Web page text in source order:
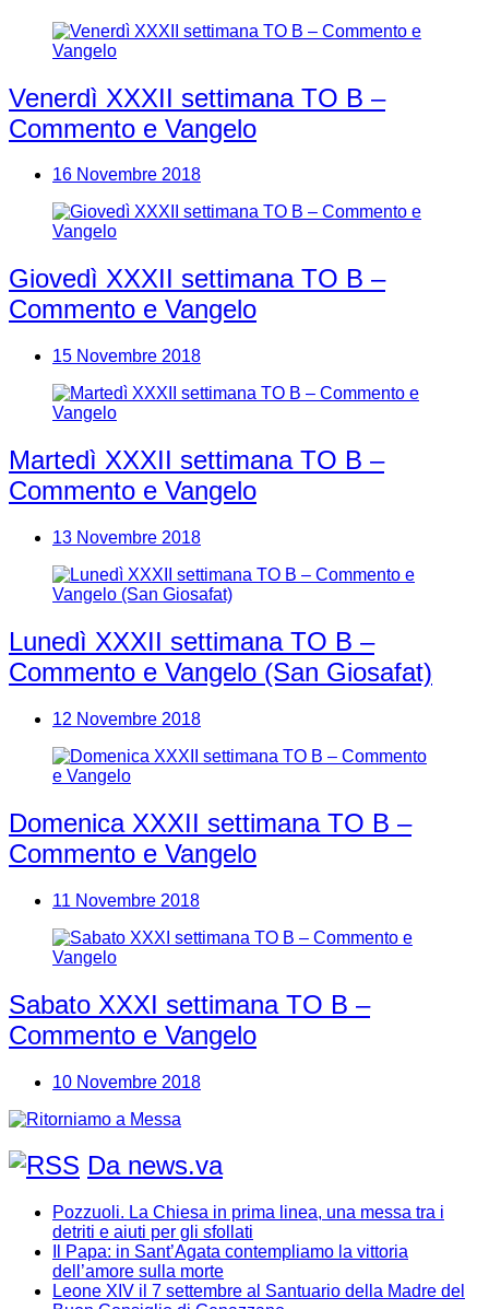
Venerdì XXXII settimana TO B –
Commento e Vangelo
16 Novembre 2018
Giovedì XXXII settimana TO B –
Commento e Vangelo
15 Novembre 2018
Martedì XXXII settimana TO B –
Commento e Vangelo
13 Novembre 2018
Lunedì XXXII settimana TO B –
Commento e Vangelo (San Giosafat)
12 Novembre 2018
Domenica XXXII settimana TO B –
Commento e Vangelo
11 Novembre 2018
Sabato XXXI settimana TO B –
Commento e Vangelo
10 Novembre 2018
Da news.va
Pozzuoli. La Chiesa in prima linea, una messa tra i
detriti e aiuti per gli sfollati
Il Papa: in Sant’Agata contempliamo la vittoria
dell’amore sulla morte
Leone XIV il 7 settembre al Santuario della Madre del